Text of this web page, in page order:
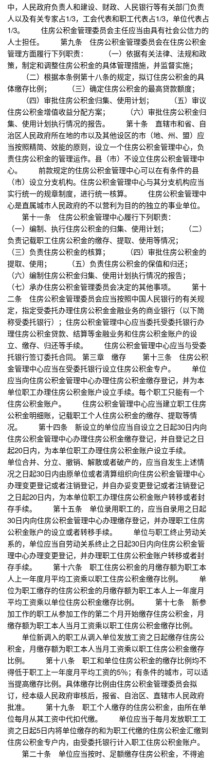
中，人民政府负责人和建设、财政、人民银行等有关部门负责
人以及有关专家占1/3，工会代表和职工代表占1/3，单位代表占
1/3。 住房公积金管理委员会主任应当由具有社会公信力的
人士担任。 第九条 住房公积金管理委员会在住房公积金
管理方面履行下列职责： （一）依据有关法律、法规和政
策，制定和调整住房公积金的具体管理措施，并监督实施；
（二）根据本条例第十八条的规定，拟订住房公积金的具
体缴存比例； （三）确定住房公积金的最高贷款额度；
（四）审批住房公积金归集、使用计划； （五）审议
住房公积金增值收益分配方案； （六）审批住房公积金归
集、使用计划执行情况的报告。 第十条 直辖市和省、自
治区人民政府所在地的市以及其他设区的市（地、州、盟）应
当按照精简、效能的原则，设立一个住房公积金管理中心，负
责住房公积金的管理运作。县（市）不设立住房公积金管理中
心。 前款规定的住房公积金管理中心可以在有条件的县
（市）设立分支机构。住房公积金管理中心与其分支机构应当
实行统一的规章制度，进行统一核算。 住房公积金管理中
心是直属城市人民政府的不以营利为目的的独立的事业单位。
第十一条 住房公积金管理中心履行下列职责：
（一）编制、执行住房公积金的归集、使用计划； （二）
负责记载职工住房公积金的缴存、提取、使用等情况；
（三）负责住房公积金的核算； （四）审批住房公积金的
提取、使用； （五）负责住房公积金的保值和归还；
（六）编制住房公积金归集、使用计划执行情况的报告；
（七）承办住房公积金管理委员会决定的其他事项。 第十
二条 住房公积金管理委员会应当按照中国人民银行的有关规
定，指定受委托办理住房公积金金融业务的商业银行（以下简
称受委托银行）；住房公积金管理中心应当委托受委托银行办
理住房公积金贷款、结算等金融业务和住房公积金账户的设
立、缴存、归还等手续。 住房公积金管理中心应当与受委
托银行签订委托合同。 第三章 缴存 第十三条 住房公积
金管理中心应当在受委托银行设立住房公积金专户。 单位
应当向住房公积金管理中心办理住房公积金缴存登记，并为本
单位职工办理住房公积金账户设立手续。每个职工只能有一个
住房公积金账户。 住房公积金管理中心应当建立职工住房
公积金明细账，记载职工个人住房公积金的缴存、提取等情
况。 第十四条 新设立的单位应当自设立之日起30日内向
住房公积金管理中心办理住房公积金缴存登记，并自登记之日
起20日内，为本单位职工办理住房公积金账户设立手续。
单位合并、分立、撤销、解散或者破产的，应当自发生上述情
况之日起30日内由原单位或者清算组织向住房公积金管理中心
办理变更登记或者注销登记，并自办妥变更登记或者注销登记
之日起20日内，为本单位职工办理住房公积金账户转移或者封
存手续。 第十五条 单位录用职工的，应当自录用之日起
30日内向住房公积金管理中心办理缴存登记，并办理职工住房
公积金账户的设立或者转移手续。 单位与职工终止劳动关
系的，单位应当自劳动关系终止之日起30日内向住房公积金管
理中心办理变更登记，并办理职工住房公积金账户转移或者封
存手续。 第十六条 职工住房公积金的月缴存额为职工本
人上一年度月平均工资乘以职工住房公积金缴存比例。 单
位为职工缴存的住房公积金的月缴存额为职工本人上一年度月
平均工资乘以单位住房公积金缴存比例。 第十七条 新参
加工作的职工从参加工作的第二个月开始缴存住房公积金，月
缴存额为职工本人当月工资乘以职工住房公积金缴存比例。
单位新调入的职工从调入单位发放工资之日起缴存住房公
积金，月缴存额为职工本人当月工资乘以职工住房公积金缴存
比例。 第十八条 职工和单位住房公积金的缴存比例均不
得低于职工上一年度月平均工资的5％；有条件的城市，可以适
当提高缴存比例。具体缴存比例由住房公积金管理委员会拟
订，经本级人民政府审核后，报省、自治区、直辖市人民政府
批准。 第十九条 职工个人缴存的住房公积金，由所在单
位每月从其工资中代扣代缴。 单位应当于每月发放职工工
资之日起5日内将单位缴存的和为职工代缴的住房公积金汇缴到
住房公积金专户内，由受委托银行计入职工住房公积金账户。
第二十条 单位应当按时、足额缴存住房公积金，不得逾